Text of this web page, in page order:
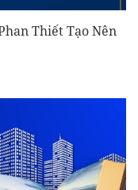
Thiết Tạo Nên